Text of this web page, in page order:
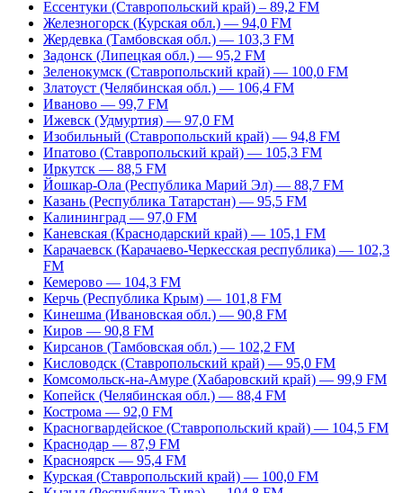
Ессентуки (Ставропольский край) – 89,2 FM
Железногорск (Курская обл.) — 94,0 FM
Жердевка (Тамбовская обл.) — 103,3 FM
Задонск (Липецкая обл.) — 95,2 FM
Зеленокумск (Ставропольский край) — 100,0 FM
Златоуст (Челябинская обл.) — 106,4 FM
Иваново — 99,7 FM
Ижевск (Удмуртия) — 97,0 FM
Изобильный (Ставропольский край) — 94,8 FM
Ипатово (Ставропольский край) — 105,3 FM
Иркутск — 88,5 FM
Йошкар-Ола (Республика Марий Эл) — 88,7 FM
Казань (Республика Татарстан) — 95,5 FM
Калининград — 97,0 FM
Каневская (Краснодарский край) — 105,1 FM
Карачаевск (Карачаево-Черкесская республика) — 102,3
FM
Кемерово — 104,3 FM
Керчь (Республика Крым) — 101,8 FM
Кинешма (Ивановская обл.) — 90,8 FM
Киров — 90,8 FM
Кирсанов (Тамбовская обл.) — 102,2 FM
Кисловодск (Ставропольский край) — 95,0 FM
Комсомольск-на-Амуре (Хабаровский край) — 99,9 FM
Копейск (Челябинская обл.) — 88,4 FM
Кострома — 92,0 FM
Красногвардейское (Ставропольский край) — 104,5 FM
Краснодар — 87,9 FM
Красноярск — 95,4 FM
Курская (Ставропольский край) — 100,0 FM